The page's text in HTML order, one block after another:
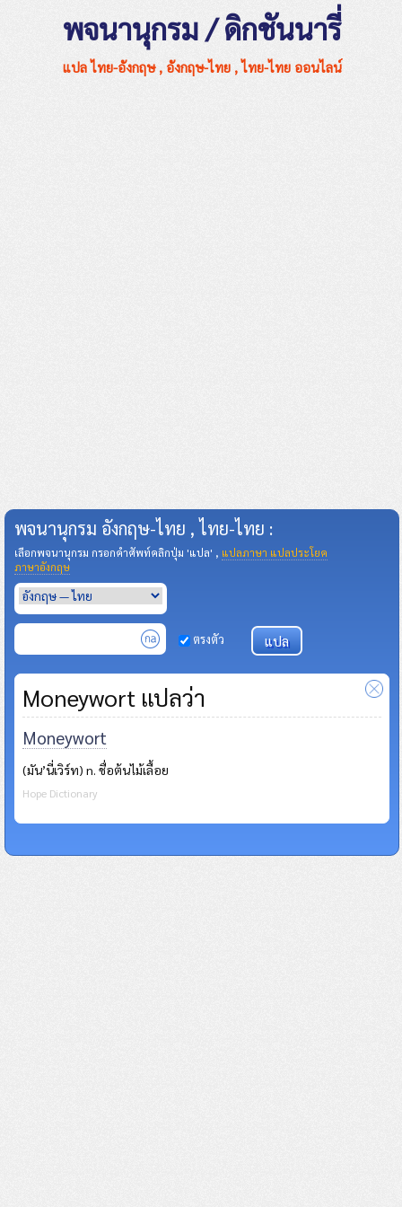
พจนานุกรม / ดิกชันนารี่
แปล ไทย-อังกฤษ , อังกฤษ-ไทย , ไทย-ไทย ออนไลน์
พจนานุกรม อังกฤษ-ไทย , ไทย-ไทย :
เลือกพจนานุกรม กรอกคำศัพท์คลิกปุ่ม 'แปล' , แปลภาษา แปลประโยค
ภาษาอังกฤษ
ตรงตัว
Moneywort แปลว่า
Moneywort
(มัน’นี่เวิร์ท) n. ชื่อต้นไม้เลื้อย
Hope Dictionary